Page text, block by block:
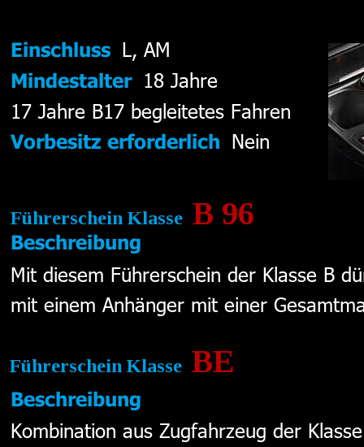
Führerschein Klasse B 96
Beschreibung
Mit diesem Führerschein der Klasse B
mit einem Anhänger mit einer
Einschluss L, AM
Mindestalter 18 Jahre
17 Jahre B17 begleitetes Fahren
Vorbesitz erforderlich Nein
Beschreibung
Kombination aus Zugfahrzeug der
Führerschein Klasse BE